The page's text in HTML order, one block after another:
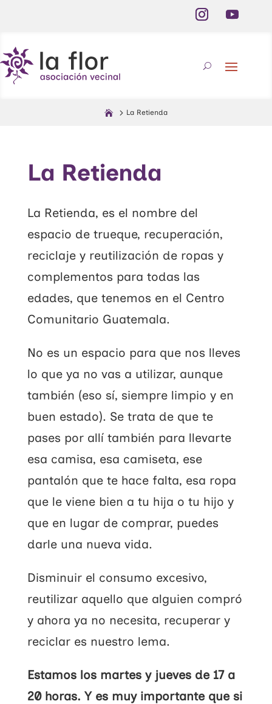
La Retienda
La Retienda
La Retienda, es el nombre del
espacio de trueque, recuperación,
reciclaje y reutilización de ropas y
complementos para todas las
edades, que tenemos en el Centro
Comunitario Guatemala.
No es un espacio para que nos lleves
lo que ya no vas a utilizar, aunque
también (eso sí, siempre limpio y en
buen estado). Se trata de que te
pases por allí también para llevarte
esa camisa, esa camiseta, ese
pantalón que te hace falta, esa ropa
que le viene bien a tu hija o tu hijo y
que en lugar de comprar, puedes
darle una nueva vida.
Disminuir el consumo excesivo,
reutilizar aquello que alguien compró
y ahora ya no necesita, recuperar y
reciclar es nuestro lema.
Estamos los martes y jueves de 17 a
20 horas. Y es muy importante que si